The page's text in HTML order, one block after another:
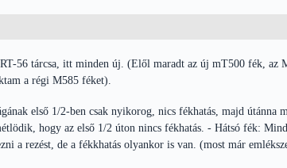
56 tárcsa, itt minden új. (Elől maradt az új mT500 fék,
a régi M585 féket).
első 1/2-ben csak nyikorog, nics fékhatás, majd útánna
hogy az első 1/2 úton nincs fékhatás. - Hátsó fék:
a rezést, de a fékkhatás olyankor is van. (most már